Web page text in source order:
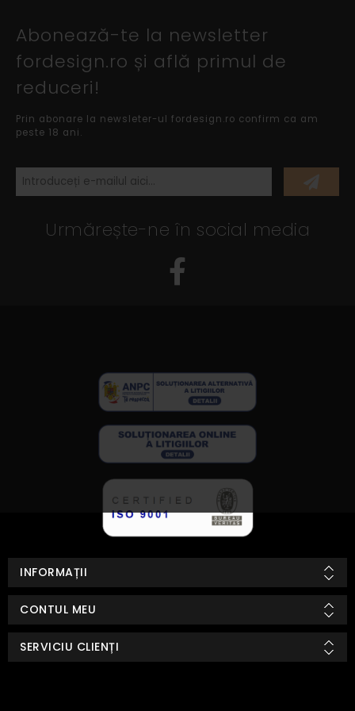
Abonează-te la newsletter
fordesign.ro și află primul de
reduceri!
Prin abonare la newsleter-ul fordesign.ro confirm ca am
peste 18 ani.
Urmărește-ne în social media
INFORMAȚII
CONTUL MEU
SERVICIU CLIENȚI